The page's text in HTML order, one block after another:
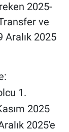
2025-
ve
Aralık 2025
1.
2025
2025'e